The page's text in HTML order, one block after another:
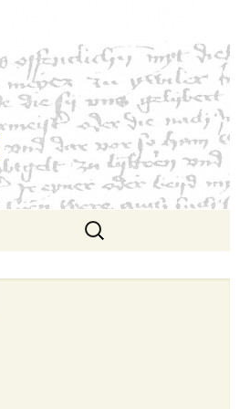
Suchen
nach: